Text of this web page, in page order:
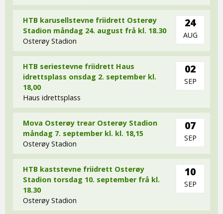
HTB karusellstevne friidrett Osterøy
Stadion måndag 24. august frå kl. 18.30
Osterøy Stadion
24
AUG
HTB seriestevne friidrett Haus
idrettsplass onsdag 2. september kl.
18,00
Haus idrettsplass
02
SEP
Mova Osterøy trear Osterøy Stadion
måndag 7. september kl. kl. 18,15
Osterøy Stadion
07
SEP
HTB kaststevne friidrett Osterøy
Stadion torsdag 10. september frå kl.
18.30
Osterøy Stadion
10
SEP